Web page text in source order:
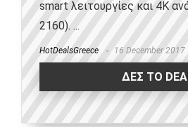
smart λειτουργίες και 4K
2160). ...
HotDealsGreece 16 December 2017
ΔΕΣ ΤΟ